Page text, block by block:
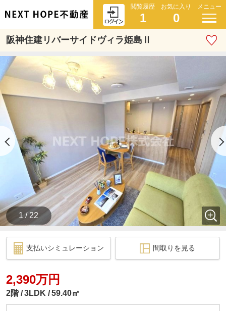
閲覧履歴
1
お気に入り
0
メニュー
阪神住建リバーサイドヴィラ姫島Ⅱ
1 / 22
支払いシミュレーション 間取りを見る
2,390万円
2階 3LDK 59.40㎡